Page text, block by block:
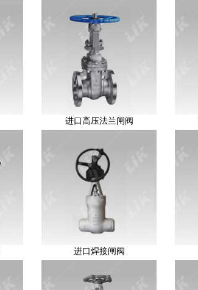
进口高压法兰闸阀
进口焊接闸阀